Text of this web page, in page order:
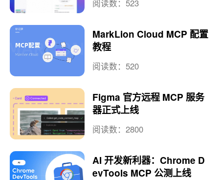
阅读数：523
MarkLion Cloud MCP 配置
教程
阅读数：520
Figma 官方远程 MCP 服务
器正式上线
阅读数：2800
AI 开发新利器：Chrome D
evTools MCP 公测上线